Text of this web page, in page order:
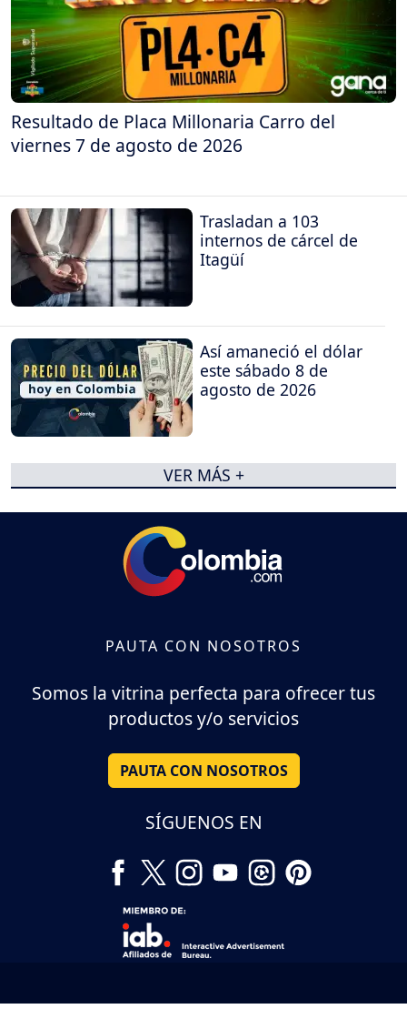
Resultado de Placa Millonaria Carro del
viernes 7 de agosto de 2026
Trasladan a 103
internos de cárcel de
Itagüí
Así amaneció el dólar
este sábado 8 de
agosto de 2026
VER MÁS +
PAUTA CON NOSOTROS
Somos la vitrina perfecta para ofrecer tus
productos y/o servicios
PAUTA CON NOSOTROS
SÍGUENOS EN